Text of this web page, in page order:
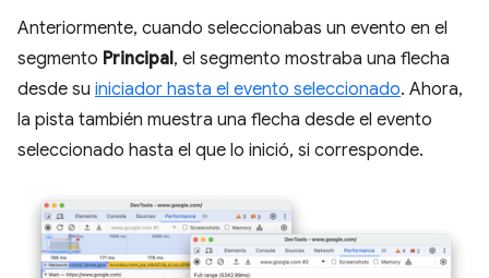
Anteriormente, cuando seleccionabas un evento en el
segmento Principal, el segmento mostraba una flecha
desde su iniciador hasta el evento seleccionado. Ahora,
la pista también muestra una flecha desde el evento
seleccionado hasta el que lo inició, si corresponde.